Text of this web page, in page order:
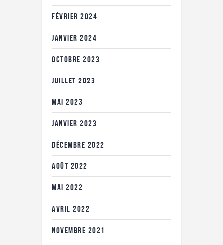
FÉVRIER 2024
JANVIER 2024
OCTOBRE 2023
JUILLET 2023
MAI 2023
JANVIER 2023
DÉCEMBRE 2022
AOÛT 2022
MAI 2022
AVRIL 2022
NOVEMBRE 2021